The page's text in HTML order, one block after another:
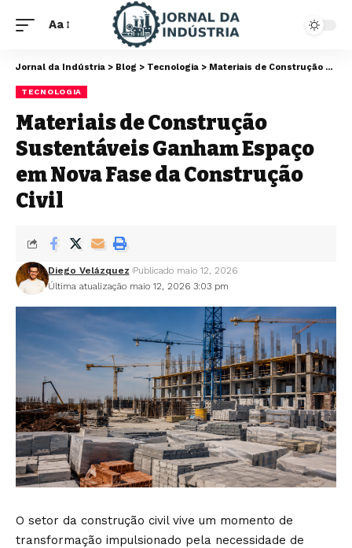
Aa
Jornal da Indústria > Blog > Tecnologia > Materiais de Construção Sustentáveis Ganham Espaço em Nova Fase da Construção Civil
TECNOLOGIA
Materiais de Construção
Sustentáveis Ganham Espaço
em Nova Fase da Construção
Civil
Última atualização maio 12, 2026 3:03 pm
Diego Velázquez Publicado maio 12, 2026
O setor da construção civil vive um momento de
transformação impulsionado pela necessidade de